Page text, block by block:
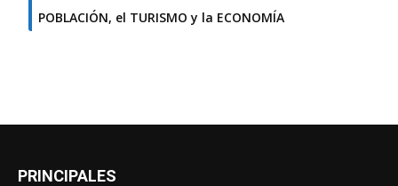
POBLACIÓN, el TURISMO y la ECONOMÍA
PRINCIPALES